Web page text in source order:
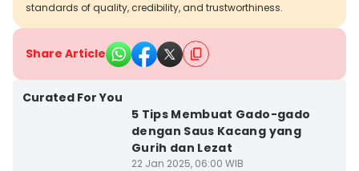
standards of quality, credibility, and trustworthiness.
Share Article
Curated For You
5 Tips Membuat Gado-gado
dengan Saus Kacang yang
Gurih dan Lezat
22 Jan 2025, 06:00 WIB